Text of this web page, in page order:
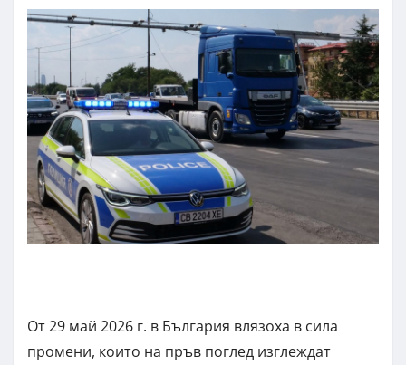
От 29 май 2026 г. в България влязоха в сила
промени, които на пръв поглед изглеждат